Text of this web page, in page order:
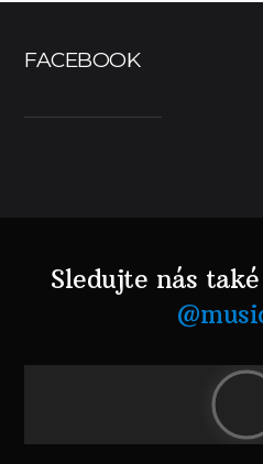
FACEBOOK
Sledujte nás